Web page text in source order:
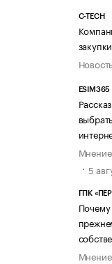
C-TECH
Новость
ESIM365
5
ГПК